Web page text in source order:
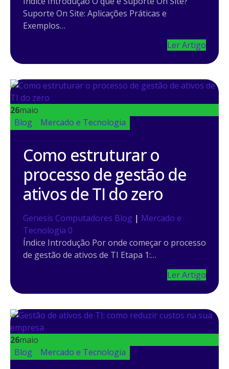
Suporte On Site: Aplicações Práticas e
Exemplos…
Ler Artigo
26maio
Blog
Mercado e Tecnologia
Como estruturar o
processo de gestão de
ativos de TI do zero
Genesis Computadores Blog | Mercado e
Tecnologia 0
Índice Introdução Por onde começar o processo
de gestão de ativos de TI Etapa 1:…
Ler Artigo
26maio
Blog
Mercado e Tecnologia